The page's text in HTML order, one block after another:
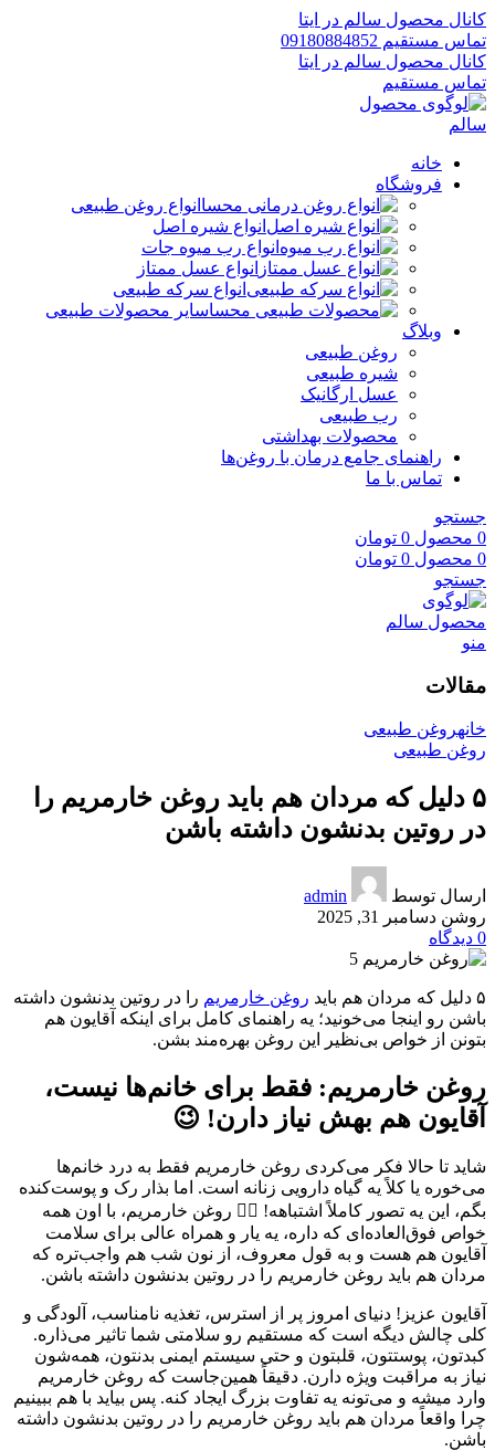
کانال محصول سالم در ایتا
تماس مستقیم 09180884852
کانال محصول سالم در ایتا
تماس مستقیم
خانه
فروشگاه
انواع روغن طبیعی
انواع شیره اصل
انواع رب میوه جات
انواع عسل ممتاز
انواع سرکه طبیعی
سایر محصولات طبیعی
وبلاگ
روغن طبیعی
شیره طبیعی
عسل ارگانیک
رب طبیعی
محصولات بهداشتی
راهنمای جامع درمان با روغن‌ها
تماس با ما
جستجو
0 محصول 0 تومان
0 محصول 0 تومان
جستجو
منو
مقالات
خانهروغن طبیعی
روغن طبیعی
۵ دلیل که مردان هم باید روغن خارمریم را
در روتین بدنشون داشته باشن
ارسال توسط
admin
روشن دسامبر 31, 2025
0 دیدگاه
۵ دلیل که مردان هم باید روغن خارمریم را در روتین بدنشون داشته
باشن رو اینجا می‌خونید؛ یه راهنمای کامل برای اینکه آقایون هم
بتونن از خواص بی‌نظیر این روغن بهره‌مند بشن.
روغن خارمریم: فقط برای خانم‌ها نیست،
آقایون هم بهش نیاز دارن! 😉
شاید تا حالا فکر می‌کردی روغن خارمریم فقط به درد خانم‌ها
می‌خوره یا کلاً یه گیاه دارویی زنانه است. اما بذار رک و پوست‌کنده
بگم، این یه تصور کاملاً اشتباهه! 🙅‍♂️ روغن خارمریم، با اون همه
خواص فوق‌العاده‌ای که داره، یه یار و همراه عالی برای سلامت
آقایون هم هست و به قول معروف، از نون شب هم واجب‌تره که
مردان هم باید روغن خارمریم را در روتین بدنشون داشته باشن.
آقایون عزیز! دنیای امروز پر از استرس، تغذیه نامناسب، آلودگی و
کلی چالش دیگه است که مستقیم رو سلامتی شما تاثیر می‌ذاره.
کبدتون، پوستتون، قلبتون و حتی سیستم ایمنی بدنتون، همه‌شون
نیاز به مراقبت ویژه دارن. دقیقاً همین‌جاست که روغن خارمریم
وارد میشه و می‌تونه یه تفاوت بزرگ ایجاد کنه. پس بیاید با هم ببینیم
چرا واقعاً مردان هم باید روغن خارمریم را در روتین بدنشون داشته
باشن.